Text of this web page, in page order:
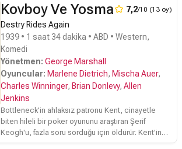
eski araba tamirciliğine, George Hally kısa yoldan
köşeyi dönen bir fırsatçı ve Lloyd Hart ise idealist
bir avukatlık yapmanın hayallerini kurmaktadırlar.
Ancak ülkelkelerine döndükten sonra hiç bir şey
eskisi gibi kalmamıştır. ABD 20′li yıllardaki büyük
ekonomik krizi yaşamaktadır ve tüm işler illegal
yollardan yapılmaktadır. Böyle bir ortamda iş
bulmak hemen hemen imkansız bir şeydir..
Kovboy Ve Yosma 7,2/10 (13 oy)
Destry Rides Again
1939 • 1 saat 34 dakika • ABD • Western,
Komedi
Yönetmen: George Marshall
Oyuncular: Marlene Dietrich, Mischa Auer,
Charles Winninger, Brian Donlevy, Allen
Jenkins
Bottleneck'in ahlaksız patronu Kent, cinayetle
biten hileli bir poker oyununu araştıran Şerif
Keogh'u, fazla soru sorduğu için öldürür. Kent'in